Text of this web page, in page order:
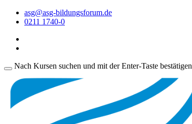
asg@asg-bildungsforum.de
0211 1740-0
Nach Kursen suchen und mit der Enter-Taste bestätigen